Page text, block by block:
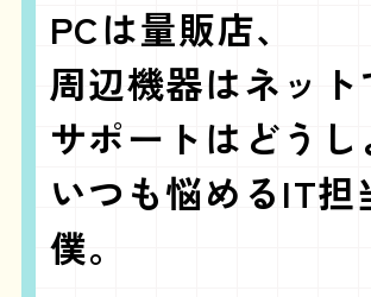
PCは量販店、
周辺機器はネット
サポートはどうし
いつも悩めるIT担
僕。